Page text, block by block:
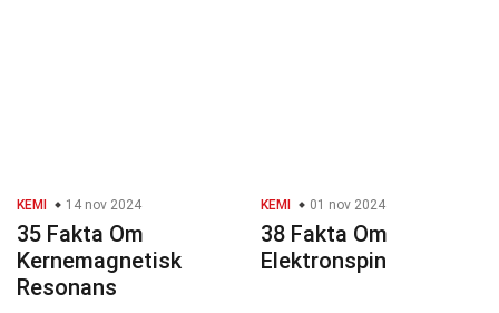
KEMI 14 nov 2024
35 Fakta Om
Kernemagnetisk
Resonans
KEMI 01 nov 2024
38 Fakta Om
Elektronspin